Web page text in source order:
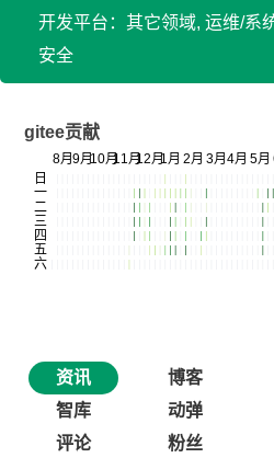
开发平台：其它领域, 运维/系
安全
gitee贡献
资讯 博客
智库
动弹
评论
粉丝